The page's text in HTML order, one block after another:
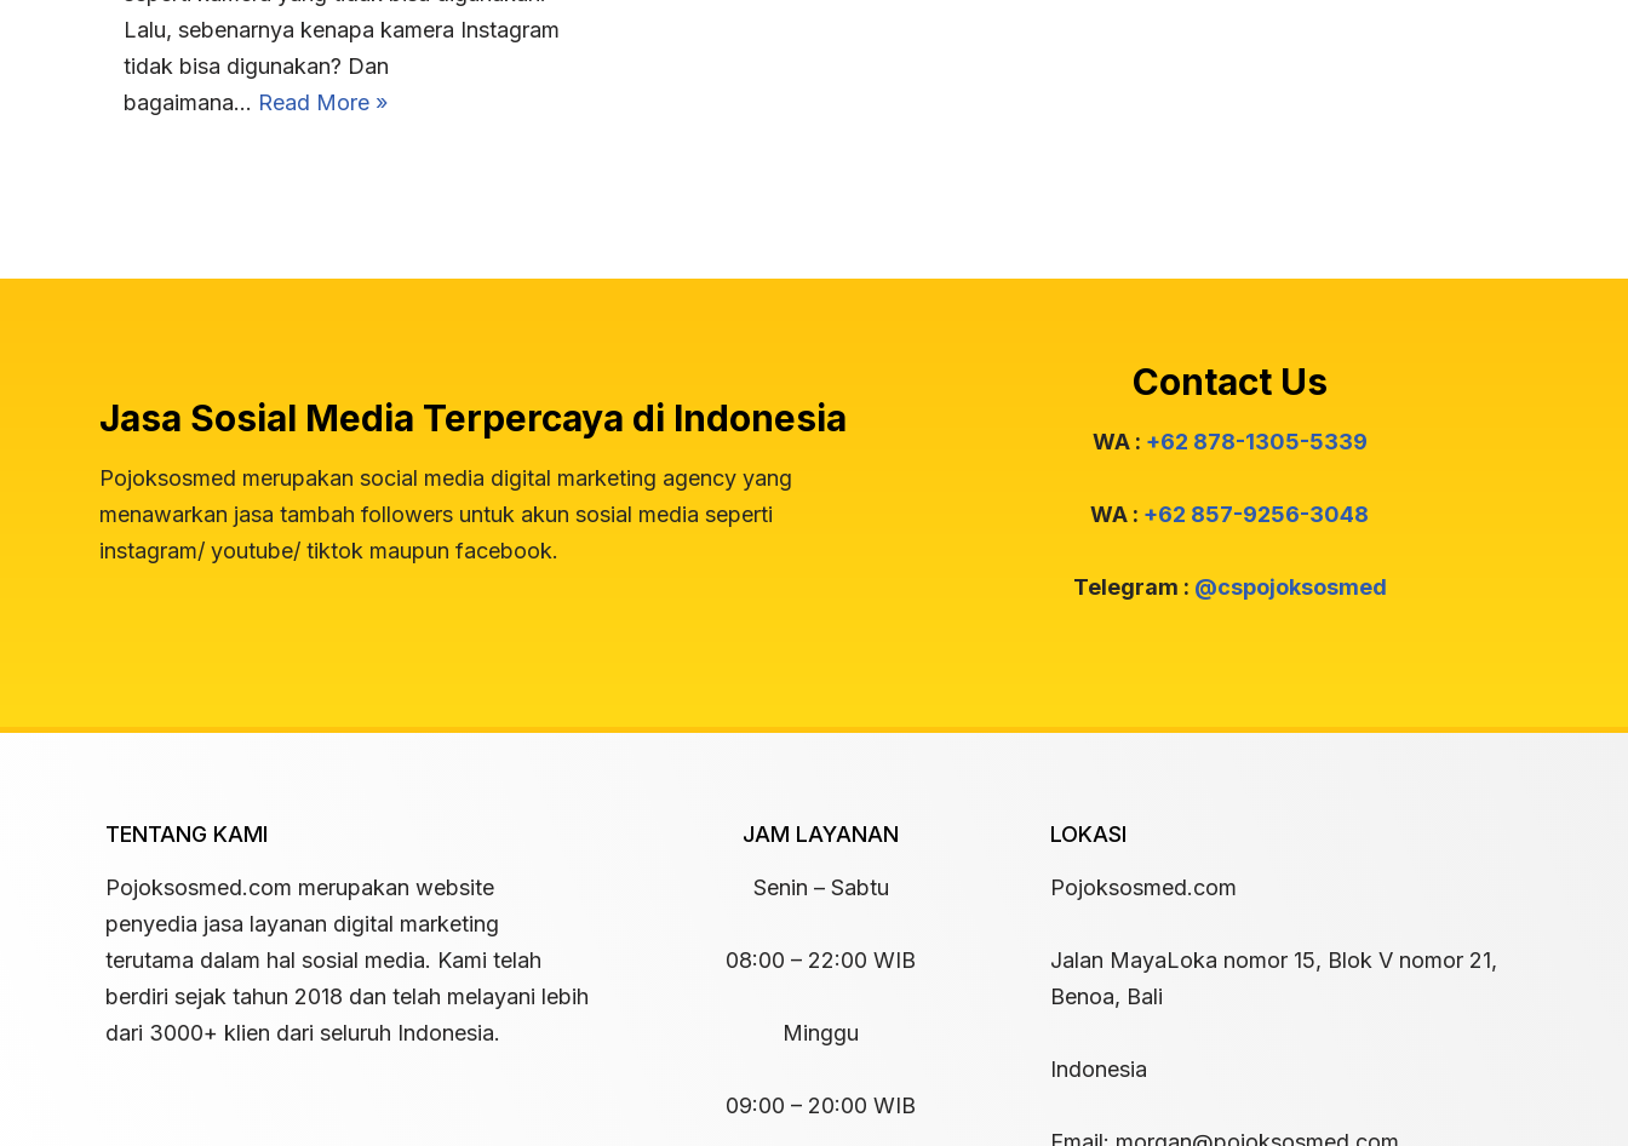
Lalu, sebenarnya kenapa kamera Instagram
tidak bisa digunakan? Dan
bagaimana… Read More »
Jasa Sosial Media Terpercaya di Indonesia
Pojoksosmed merupakan social media digital marketing agency yang
menawarkan jasa tambah followers untuk akun sosial media seperti
instagram/ youtube/ tiktok maupun facebook.
Contact Us
WA : +62 878-1305-5339
WA : +62 857-9256-3048
Telegram : @cspojoksosmed
TENTANG KAMI
Pojoksosmed.com merupakan website
penyedia jasa layanan digital marketing
terutama dalam hal sosial media. Kami telah
berdiri sejak tahun 2018 dan telah melayani lebih
dari 3000+ klien dari seluruh Indonesia.
JAM LAYANAN
Senin – Sabtu
08:00 – 22:00 WIB
Minggu
09:00 – 20:00 WIB
LOKASI
Pojoksosmed.com
Jalan MayaLoka nomor 15, Blok V nomor 21,
Benoa, Bali
Indonesia